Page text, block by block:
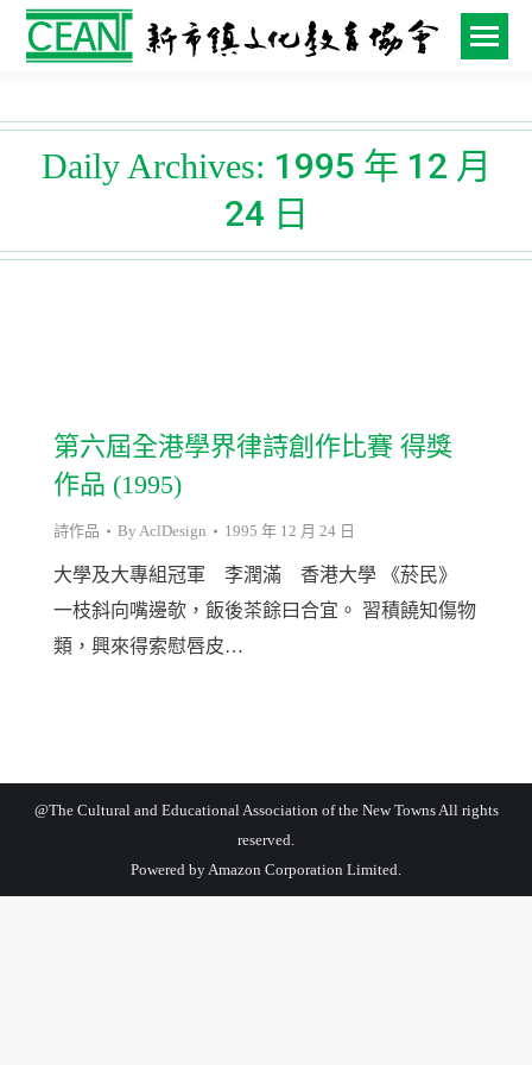
Daily Archives: 1995 年 12 月
24 日
第六屆全港學界律詩創作比賽 得獎
作品 (1995)
詩作品 By AclDesign 1995 年 12 月 24 日
大學及大專組冠軍 李潤滿 香港大學 《菸民》
一枝斜向嘴邊欹，飯後茶餘曰合宜。 習積饒知傷物
類，興來得索慰唇皮…
@The Cultural and Educational Association of the New Towns All rights
reserved.
Powered byAmazon Corporation Limited.